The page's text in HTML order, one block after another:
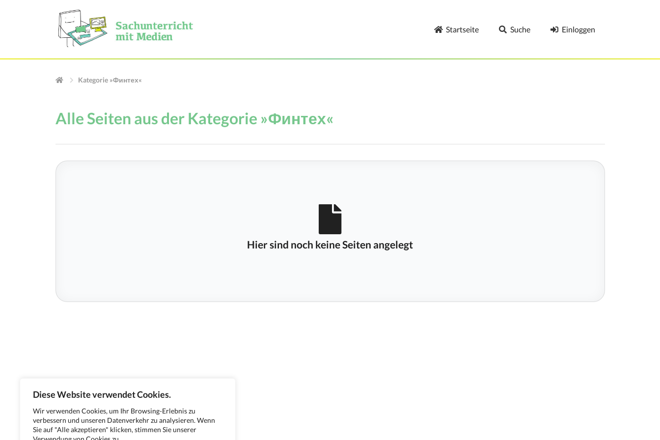
Diese Website verwendet Cookies.
Wir verwenden Cookies, um Ihr Browsing-Erlebnis zu
verbessern und unseren Datenverkehr zu analysieren. Wenn
Sie auf "Alle akzeptieren" klicken, stimmen Sie unserer
Startseite Suche Einloggen
Kategorie »Финтех«
Alle Seiten aus der Kategorie »Финтех«
Hier sind noch keine Seiten angelegt